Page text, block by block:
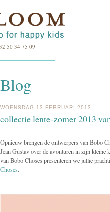
50 34 75 09
Blog
WOENSDAG 13 FEBRUARI 2013
collectie lente-zomer 2013
Opnieuw brengen de ontwerpers van Bobo
Jean Gustav over de avonturen in zijn kleine
van Bobo Choses presenteren we jullie
Choses.